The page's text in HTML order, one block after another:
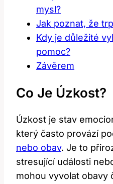
mysl?
Jak poznat, že
Kdy je důležité
pomoc?
Závěrem
Co Je Úzkost?
Úzkost je stav
který často provází
nebo obav. Je to
stresující události
mohou vyvolat obavy